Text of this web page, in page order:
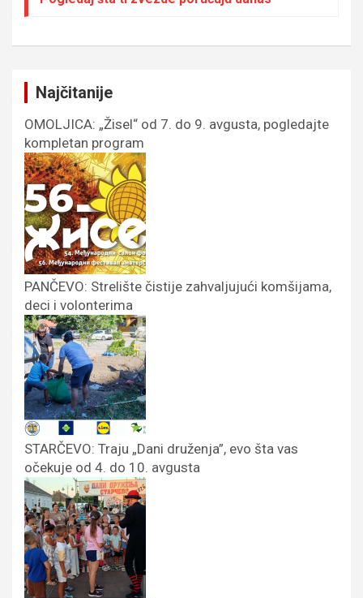
Najčitanije
OMOLJICA: „Žisel“ od 7. do 9. avgusta, pogledajte
kompletan program
PANČEVO: Strelište čistije zahvaljujući komšijama,
deci i volonterima
STARČEVO: Traju „Dani druženja”, evo šta vas
očekuje od 4. do 10. avgusta